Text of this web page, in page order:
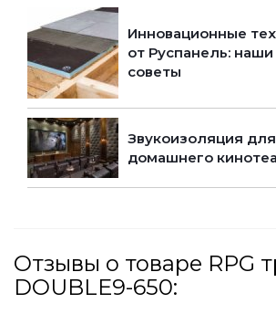
Инновационные
от Руспанель:
советы
Звукоизоляция для
домашнего
Отзывы о товаре RPG
DOUBLE9-650: